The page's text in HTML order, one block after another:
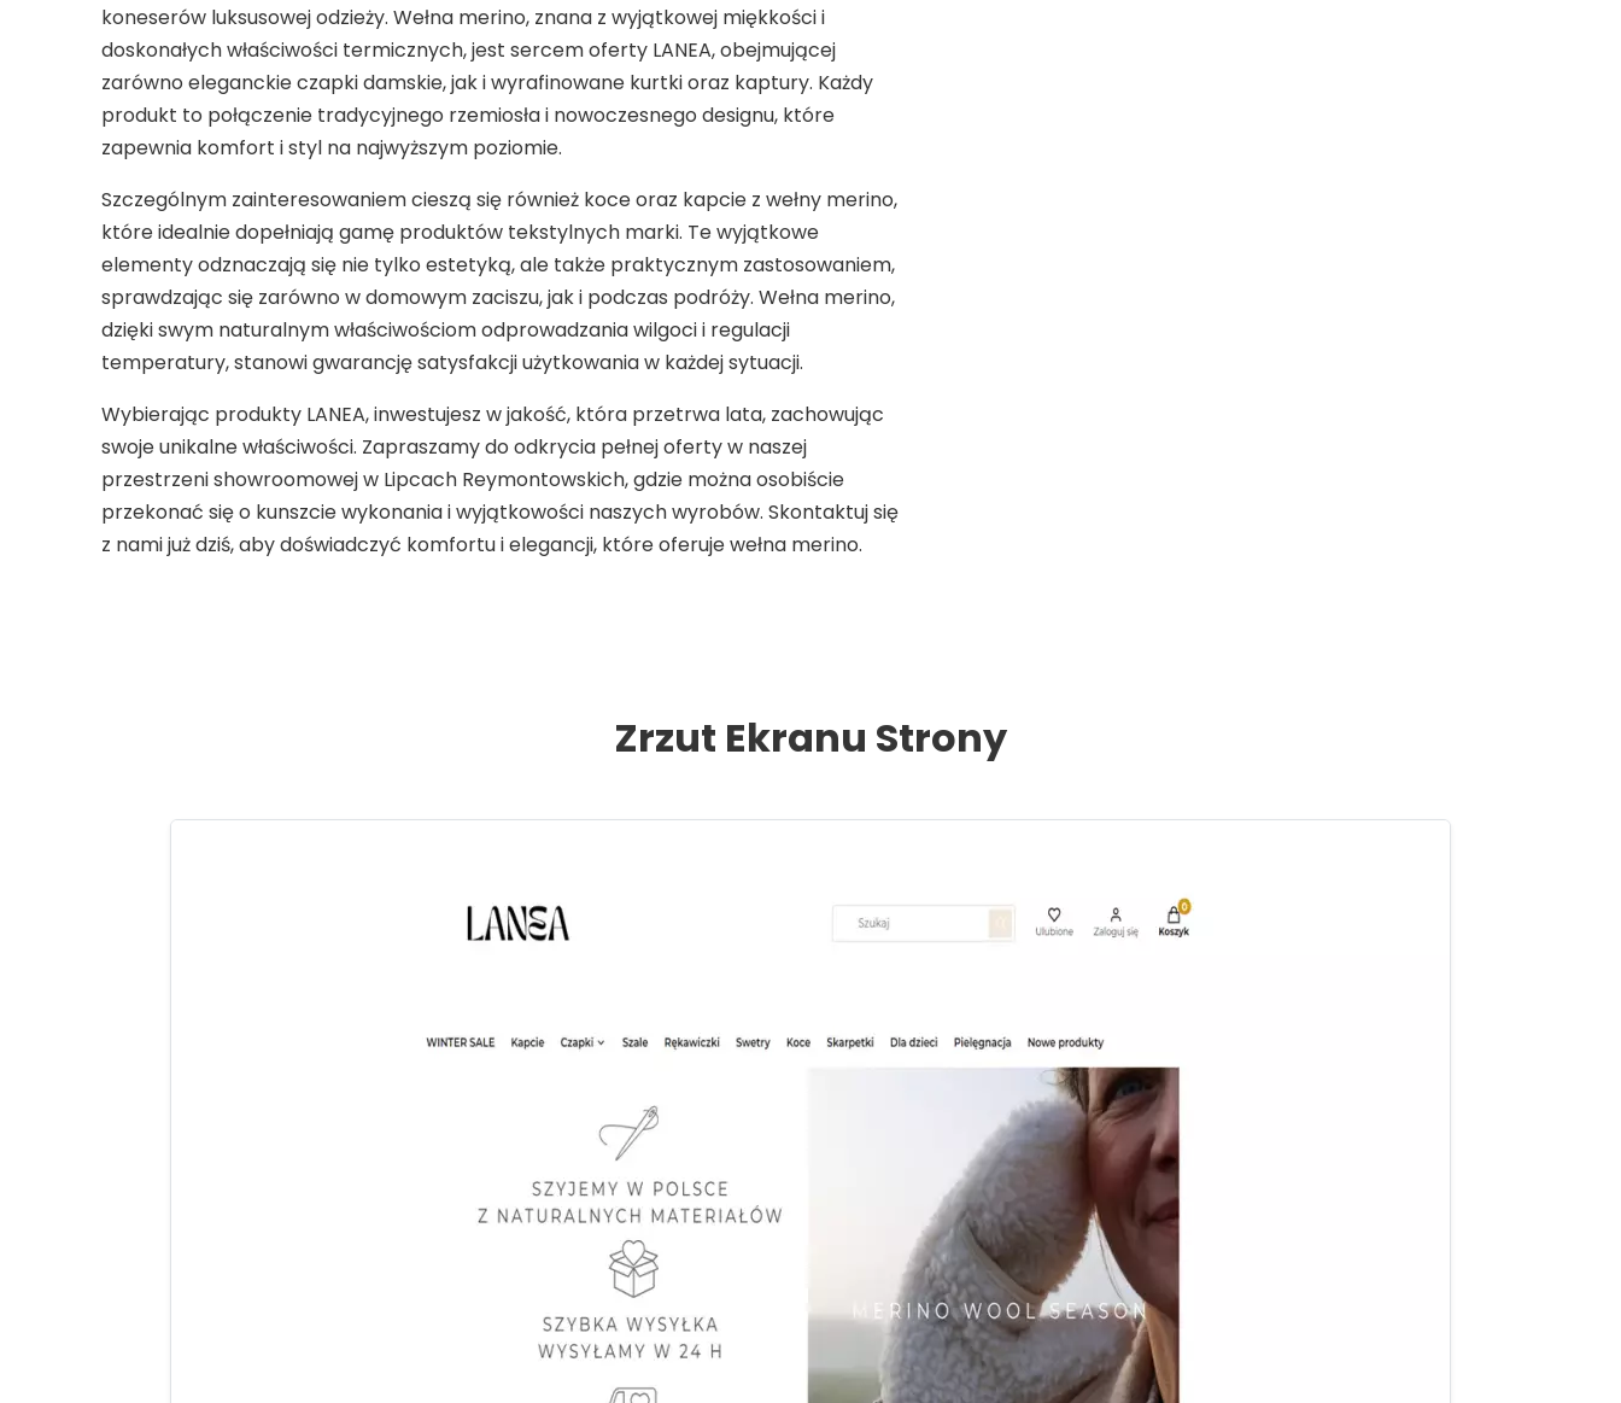
koneserów luksusowej odzieży. Wełna merino, znana z wyjątkowej miękkości i
doskonałych właściwości termicznych, jest sercem oferty LANEA, obejmującej
zarówno eleganckie czapki damskie, jak i wyrafinowane kurtki oraz kaptury. Każdy
produkt to połączenie tradycyjnego rzemiosła i nowoczesnego designu, które
zapewnia komfort i styl na najwyższym poziomie.
Szczególnym zainteresowaniem cieszą się również koce oraz kapcie z wełny merino,
które idealnie dopełniają gamę produktów tekstylnych marki. Te wyjątkowe
elementy odznaczają się nie tylko estetyką, ale także praktycznym zastosowaniem,
sprawdzając się zarówno w domowym zaciszu, jak i podczas podróży. Wełna merino,
dzięki swym naturalnym właściwościom odprowadzania wilgoci i regulacji
temperatury, stanowi gwarancję satysfakcji użytkowania w każdej sytuacji.
Wybierając produkty LANEA, inwestujesz w jakość, która przetrwa lata, zachowując
swoje unikalne właściwości. Zapraszamy do odkrycia pełnej oferty w naszej
przestrzeni showroomowej w Lipcach Reymontowskich, gdzie można osobiście
przekonać się o kunszcie wykonania i wyjątkowości naszych wyrobów. Skontaktuj się
z nami już dziś, aby doświadczyć komfortu i elegancji, które oferuje wełna merino.
Zrzut Ekranu Strony